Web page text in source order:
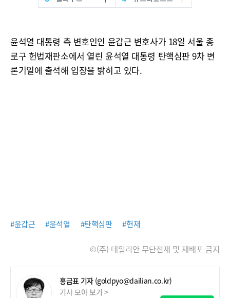
윤석열 대통령 측 변호인인 윤갑근 변호사가 18일 서울 종
로구 헌법재판소에서 열린 윤석열 대통령 탄핵심판 9차 변
론기일에 출석해 입장을 밝히고 있다.
#윤갑근 #윤석열 #탄핵심판 #헌재
©(주) 데일리안 무단전재 및 재배포 금지
홍금표 기자 (goldpyo@dailian.co.kr)
기사 모아 보기 >